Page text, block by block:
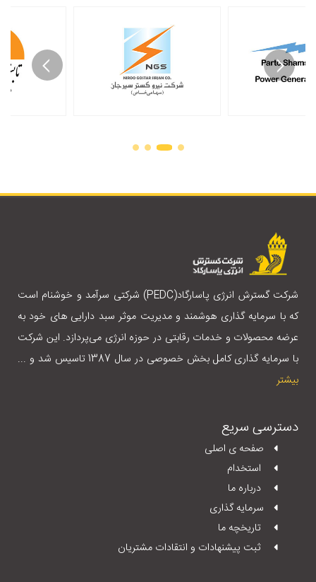
شرکت گسترش انرژی پاسارگاد(PEDC) شرکتی سرآمد و خوشنام است
که با سرمایه گذاری هوشمند و مدیریت موثر سبد دارایی های خود به
عرضه محصولات و خدمات رقابتی در حوزه انرژی می‌پردازد. این شرکت
با سرمایه گذاری کامل بخش خصوصی در سال 1387 تاسیس شد و ...
بیشتر
دسترسی سریع
صفحه ی اصلی
استخدام
درباره ما
سرمایه گذاری
تاریخچه ما
ثبت پیشنهادات و انتقادات مشتریان